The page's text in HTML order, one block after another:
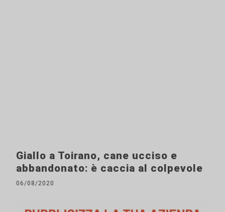
Giallo a Toirano, cane ucciso e
abbandonato: è caccia al colpevole
06/08/2020